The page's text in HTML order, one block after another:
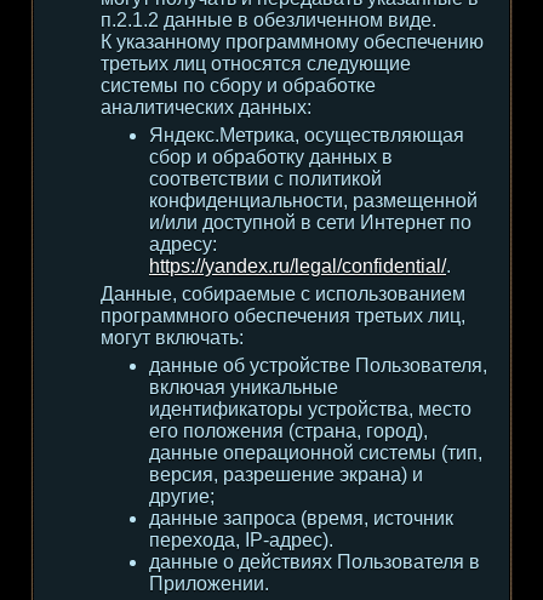
п.2.1.2 данные в обезличенном виде.
К указанному программному обеспечению
третьих лиц относятся следующие
системы по сбору и обработке
аналитических данных:
Яндекс.Метрика, осуществляющая
сбор и обработку данных в
соответствии с политикой
конфиденциальности, размещенной
и/или доступной в сети Интернет по
адресу:
https://yandex.ru/legal/confidential/.
Данные, собираемые с использованием
программного обеспечения третьих лиц,
могут включать:
данные об устройстве Пользователя,
включая уникальные
идентификаторы устройства, место
его положения (страна, город),
данные операционной системы (тип,
версия, разрешение экрана) и
другие;
данные запроса (время, источник
перехода, IP-адрес).
данные о действиях Пользователя в
Приложении.